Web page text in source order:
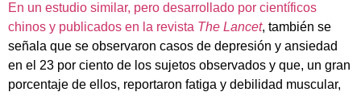
En un estudio similar, pero desarrollado por científicos
chinos y publicados en la revista The Lancet, también se
señala que se observaron casos de depresión y ansiedad
en el 23 por ciento de los sujetos observados y que, un gran
porcentaje de ellos, reportaron fatiga y debilidad muscular,